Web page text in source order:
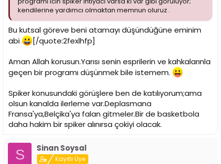
kendilerine yardımcı olmaktan memnun oluruz .
Bu kutsal göreve beni atamayı düşündüğüne eminim
abi
[/quote:2fexlhfp]
Aman Allah korusun.Yarısı senin esprilerin ve kahkalarınla
geçen bir programı düşünmek bile istemem.
Spiker konusundaki görüşlere ben de katılıyorum;ama
olsun kanalda ilerleme var.Deplasmana
Fransa'ya,Belçika'ya falan gitmeler.Bir de basketbola
daha hakim bir spiker alınırsa çokiyi olacak.
S Sinan Soysal
Kayıtlı Üye